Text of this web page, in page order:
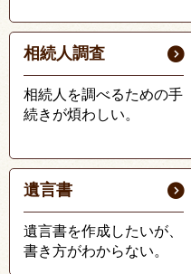
相続人調査
相続人を調べるための手
続きが煩わしい。
遺言書
遺言書を作成したいが、
書き方がわからない。